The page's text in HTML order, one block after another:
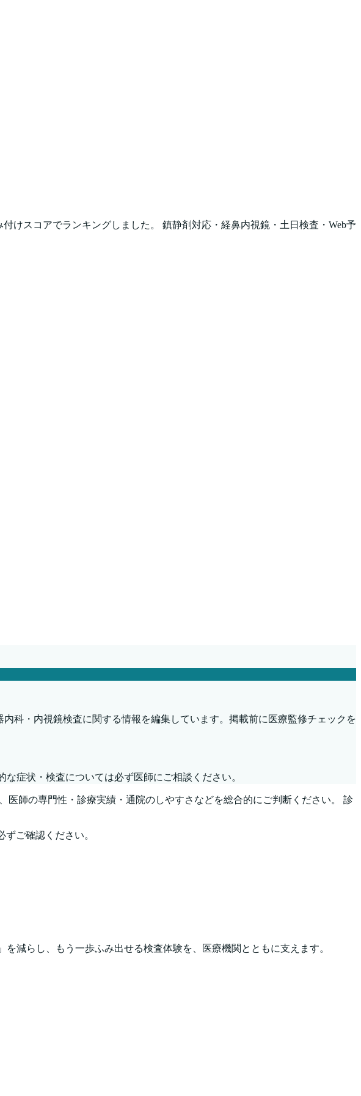
けスコアでランキングしました。 鎮静剤対応・経鼻内視鏡・土日検査・Web予
科・内視鏡検査に関する情報を編集しています。掲載前に医療監修チェックを
症状・検査については必ず医師にご相談ください。
師の専門性・診療実績・通院のしやすさなどを総合的にご判断ください。 診
ご確認ください。
減らし、もう一歩ふみ出せる検査体験を、医療機関とともに支えます。